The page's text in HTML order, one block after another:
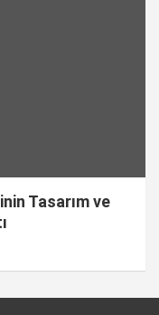
Tasarım ve